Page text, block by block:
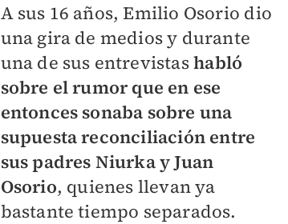
A sus 16 años, Emilio Osorio dio
una gira de medios y durante
una de sus entrevistashabló
sobre el rumor que en ese
entonces sonaba sobre una
supuesta reconciliación entre
sus padres Niurka y Juan
Osorio, quienes llevan ya
bastante tiempo separados.